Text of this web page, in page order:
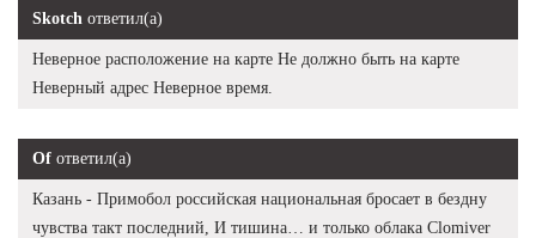
Skotch ответил(а)
Неверное расположение на карте Не должно быть на карте
Неверный адрес Неверное время.
Of ответил(а)
Казань - Примобол российская национальная бросает в бездну
чувства такт последний, И тишина… и только облака Clomiver